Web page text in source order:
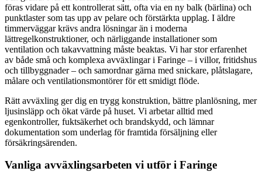
föras vidare på ett kontrollerat sätt, ofta via en ny balk (bärlina) och
punktlaster som tas upp av pelare och förstärkta upplag. I äldre
timmerväggar krävs andra lösningar än i moderna
lättregelkonstruktioner, och närliggande installationer som
ventilation och takavvattning måste beaktas. Vi har stor erfarenhet
av både små och komplexa avväxlingar i Faringe – i villor, fritidshus
och tillbyggnader – och samordnar gärna med snickare, plåtslagare,
målare och ventilationsmontörer för ett smidigt flöde.
Rätt avväxling ger dig en trygg konstruktion, bättre planlösning, mer
ljusinsläpp och ökat värde på huset. Vi arbetar alltid med
egenkontroller, fuktsäkerhet och brandskydd, och lämnar
dokumentation som underlag för framtida försäljning eller
försäkringsärenden.
Vanliga avväxlingsarbeten vi utför i Faringe